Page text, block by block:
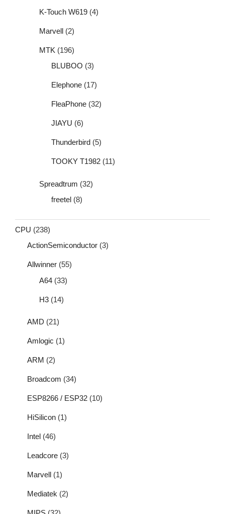
K-Touch W619 (4)
Marvell (2)
MTK (196)
BLUBOO (3)
Elephone (17)
FleaPhone (32)
JIAYU (6)
Thunderbird (5)
TOOKY T1982 (11)
Spreadtrum (32)
freetel (8)
CPU (238)
ActionSemiconductor (3)
Allwinner (55)
A64 (33)
H3 (14)
AMD (21)
Amlogic (1)
ARM (2)
Broadcom (34)
ESP8266 / ESP32 (10)
HiSilicon (1)
Intel (46)
Leadcore (3)
Marvell (1)
Mediatek (2)